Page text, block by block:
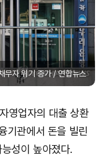
무자 위기 증가 / 연합뉴스
영업자의 대출 상환
기관에서 돈을 빌린
성이 높아졌다.